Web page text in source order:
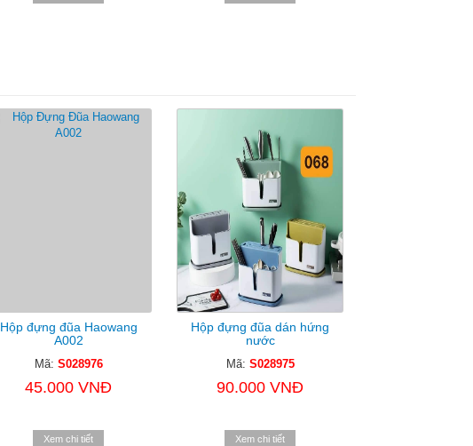
Hộp đựng đũa Haowang
A002
Mã: S028976
45.000 VNĐ
Xem chi tiết
Hộp đựng đũa dán hứng
nước
Mã: S028975
90.000 VNĐ
Xem chi tiết